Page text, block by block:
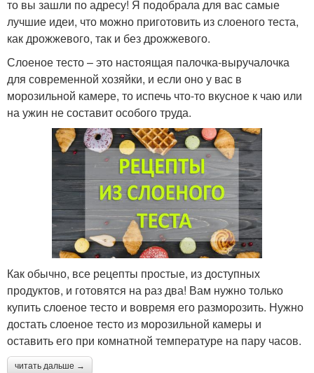
то вы зашли по адресу! Я подобрала для вас самые
лучшие идеи, что можно приготовить из слоеного теста,
как дрожжевого, так и без дрожжевого.
Слоеное тесто – это настоящая палочка-выручалочка
для современной хозяйки, и если оно у вас в
морозильной камере, то испечь что-то вкусное к чаю или
на ужин не составит особого труда.
Как обычно, все рецепты простые, из доступных
продуктов, и готовятся на раз два! Вам нужно только
купить слоеное тесто и вовремя его разморозить. Нужно
достать слоеное тесто из морозильной камеры и
оставить его при комнатной температуре на пару часов.
читать дальше →